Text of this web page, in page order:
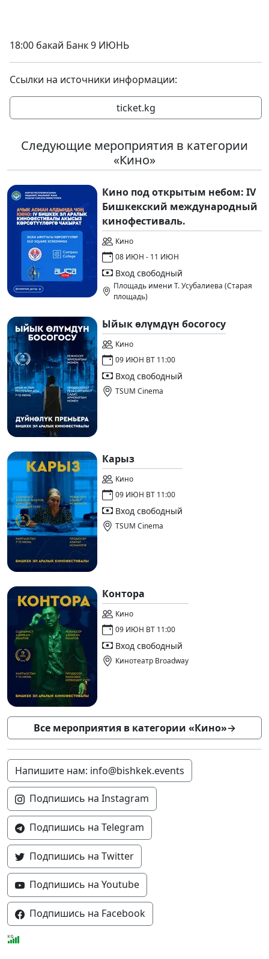
18:00 бакай Банк 9 ИЮНЬ
Ссылки на источники информации:
ticket.kg
Следующие мероприятия в категории
«Кино»
Кино под открытым небом: IV
Бишкекский международный
кинофестиваль.
Кино
08 ИЮН - 11 ИЮН
Вход свободный
Площадь имени Т. Усубалиева (Старая
площадь)
Ыйык өлүмдүн босогосу
Кино
09 ИЮН ВТ 11:00
Вход свободный
TSUM Cinema
Карыз
Кино
09 ИЮН ВТ 11:00
Вход свободный
TSUM Cinema
Контора
Кино
09 ИЮН ВТ 11:00
Вход свободный
Кинотеатр Broadway
Все мероприятия в категории «Кино»→
Напишите нам: info@bishkek.events
Подпишись на Instagram
Подпишись на Telegram
Подпишись на Twitter
Подпишись на Youtube
Подпишись на Facebook